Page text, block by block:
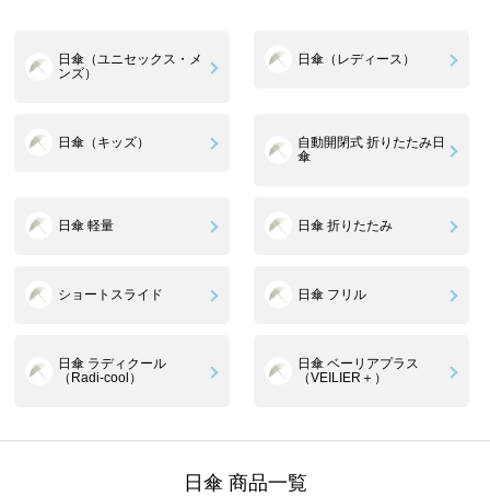
日傘（ユニセックス・メ
ンズ）
日傘（レディース）
日傘（キッズ）
自動開閉式 折りたたみ日
傘
日傘 軽量 日傘 折りたたみ
ショートスライド 日傘 フリル
日傘 ラディクール
（Radi-cool）
日傘 ベーリアプラス
（VEILIER＋）
日傘 商品一覧